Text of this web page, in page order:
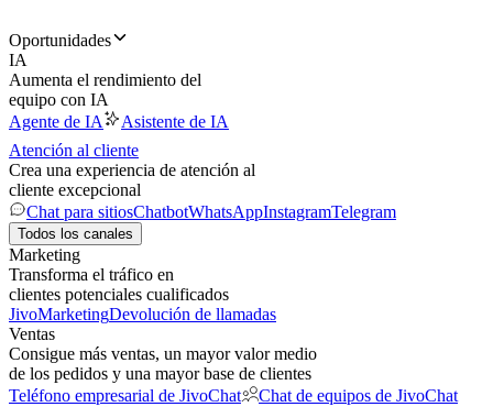
Oportunidades
IA
Aumenta el rendimiento del
equipo con IA
Agente de IA
Asistente de IA
Atención al cliente
Crea una experiencia de atención al
cliente excepcional
Chat para sitiosChatbotWhatsAppInstagramTelegram
Todos los canales
Marketing
Transforma el tráfico en
clientes potenciales cualificados
JivoMarketingDevolución de llamadas
Ventas
Consigue más ventas, un mayor valor medio
de los pedidos y una mayor base de clientes
Teléfono empresarial de JivoChat
Chat de equipos de JivoChat